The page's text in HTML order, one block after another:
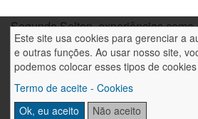
Este site usa cookies para gerenciar a
e outras funções. Ao usar nosso site,
podemos colocar esses tipos de
Termo de aceite - Cookies
Ok, eu aceito
Não aceito
Segundo Selton, experiências
criatividade e a busca por soluções
“É importante participar de eventos
inovação e empreendedorismo, pois
criar novas soluções para grandes